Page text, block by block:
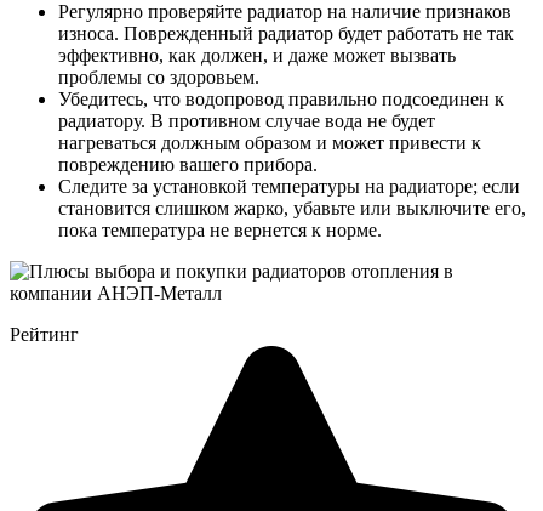
Регулярно проверяйте радиатор на наличие признаков
износа. Поврежденный радиатор будет работать не так
эффективно, как должен, и даже может вызвать
проблемы со здоровьем.
Убедитесь, что водопровод правильно подсоединен к
радиатору. В противном случае вода не будет
нагреваться должным образом и может привести к
повреждению вашего прибора.
Следите за установкой температуры на радиаторе; если
становится слишком жарко, убавьте или выключите его,
пока температура не вернется к норме.
Рейтинг